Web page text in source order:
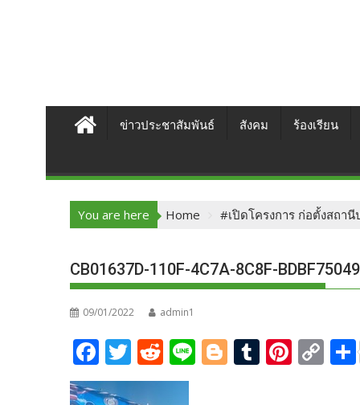
ข่าวประชาสัมพันธ์ สังคม ร้องเรียน
You are here Home #เปิดโครงการ ก่อตั้งสถ
CB01637D-110F-4C7A-8C8F-
09/01/2022 admin1
F
ac
T
w
R
e
Li
n
Bl
o
T
u
Pi
nt
C
o